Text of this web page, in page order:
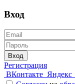
Вход
Вход
Регистрация
ВКонтакте Яндекс